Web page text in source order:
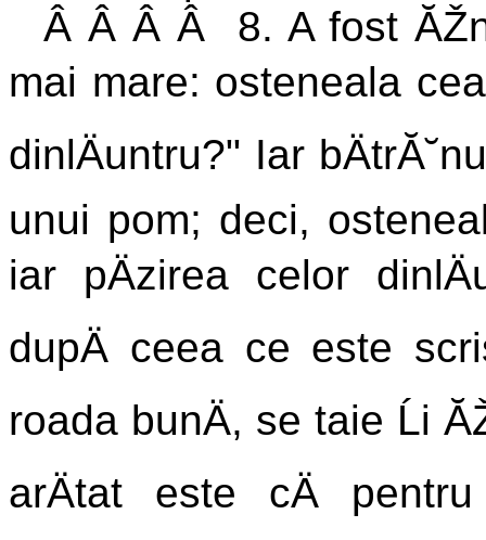
Â Â Â Â 8. A fost
mai mare: osteneala
dinlÄuntru?" Iar
unui pom; deci,
iar pÄzirea celor
dupÄ ceea ce este
roada bunÄ, se taie Ĺi
arÄtat este cÄ